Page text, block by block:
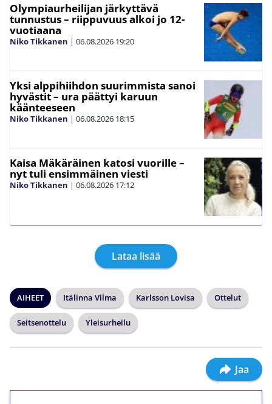
Olympiaurheilijan järkyttävä
tunnustus – riippuvuus alkoi jo 12-
vuotiaana
Niko Tikkanen | 06.08.2026 19:20
Yksi alppihiihdon suurimmista sanoi
hyvästit – ura päättyi karuun
käänteeseen
Niko Tikkanen | 06.08.2026 18:15
Kaisa Mäkäräinen katosi vuorille –
nyt tuli ensimmäinen viesti
Niko Tikkanen | 06.08.2026 17:12
Lataa lisää
AIHEET Itälinna Vilma Karlsson Lovisa Ottelut
Seitsenottelu Yleisurheilu
Jaa